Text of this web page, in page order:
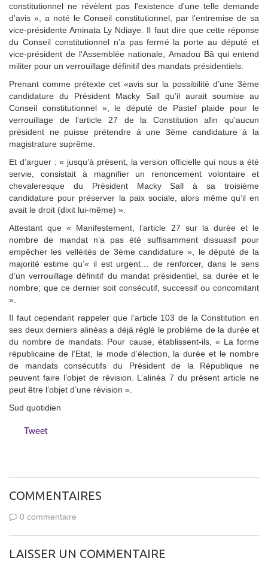
constitutionnel ne révèlent pas l'existence d'une telle demande
d'avis », a noté le Conseil constitutionnel, par l’entremise de sa
vice-présidente Aminata Ly Ndiaye. Il faut dire que cette réponse
du Conseil constitutionnel n’a pas fermé la porte au député et
vice-président de l'Assemblée nationale, Amadou Bâ qui entend
militer pour un verrouillage définitif des mandats présidentiels.
Prenant comme prétexte cet «avis sur la possibilité d’une 3ème
candidature du Président Macky Sall qu’il aurait soumise au
Conseil constitutionnel », le député de Pastef plaide pour le
verrouillage de l’article 27 de la Constitution afin qu’aucun
président ne puisse prétendre à une 3ème candidature à la
magistrature suprême.
Et d’arguer : « jusqu’à présent, la version officielle qui nous a été
servie, consistait à magnifier un renoncement volontaire et
chevaleresque du Président Macky Sall à sa troisième
candidature pour préserver la paix sociale, alors même qu’il en
avait le droit (dixit lui-même) ».
Attestant que « Manifestement, l’article 27 sur la durée et le
nombre de mandat n’a pas été suffisamment dissuasif pour
empêcher les velléités de 3ème candidature », le député de la
majorité estime qu’« il est urgent… de renforcer, dans le sens
d’un verrouillage définitif du mandat présidentiel, sa durée et le
nombre; que ce dernier soit consécutif, successif ou concomitant
».
Il faut cependant rappeler que l’article 103 de la Constitution en
ses deux derniers alinéas a déjà réglé le problème de la durée et
du nombre de mandats. Pour cause, établissent-ils, « La forme
républicaine de l’Etat, le mode d’élection, la durée et le nombre
de mandats consécutifs du Président de la République ne
peuvent faire l’objet de révision. L’alinéa 7 du présent article ne
peut être l’objet d’une révision ».
Sud quotidien
Tweet
COMMENTAIRES
0 commentaire
LAISSER UN COMMENTAIRE